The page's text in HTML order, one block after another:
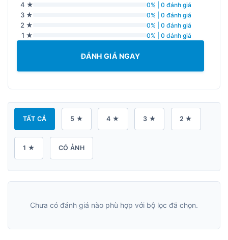
4 ★ 0% | 0 đánh giá
3 ★ 0% | 0 đánh giá
2 ★ 0% | 0 đánh giá
1 ★ 0% | 0 đánh giá
ĐÁNH GIÁ NGAY
TẤT CẢ 5 ★ 4 ★ 3 ★ 2 ★
1 ★ CÓ ẢNH
Chưa có đánh giá nào phù hợp với bộ lọc đã chọn.